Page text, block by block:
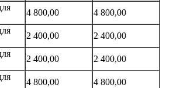
4 800,00 4 800,00
2 400,00 2 400,00
2 400,00 2 400,00
4 800,00 4 800,00